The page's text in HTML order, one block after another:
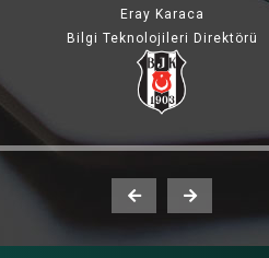
Eray Karaca
Bilgi Teknolojileri Direktörü